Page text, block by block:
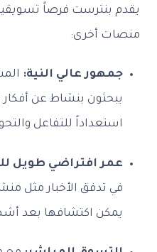
يقدم بنترست فرصاً
منصات أخرى:
جمهور عالي النية:
يبحثون بنشاط عن
استعداداً للتفاعل
عمر افتراضي طويل
في تدفق الأخبار مثل
يمكن اكتشافها بعد